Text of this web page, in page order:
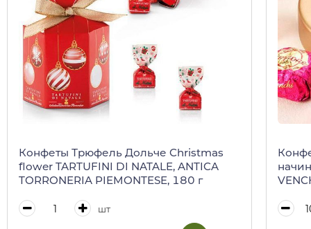
Конфеты Трюфель Дольче Christmas
flower TARTUFINI DI NATALE, ANTICA
TORRONERIA PIEMONTESE, 180 г
шт